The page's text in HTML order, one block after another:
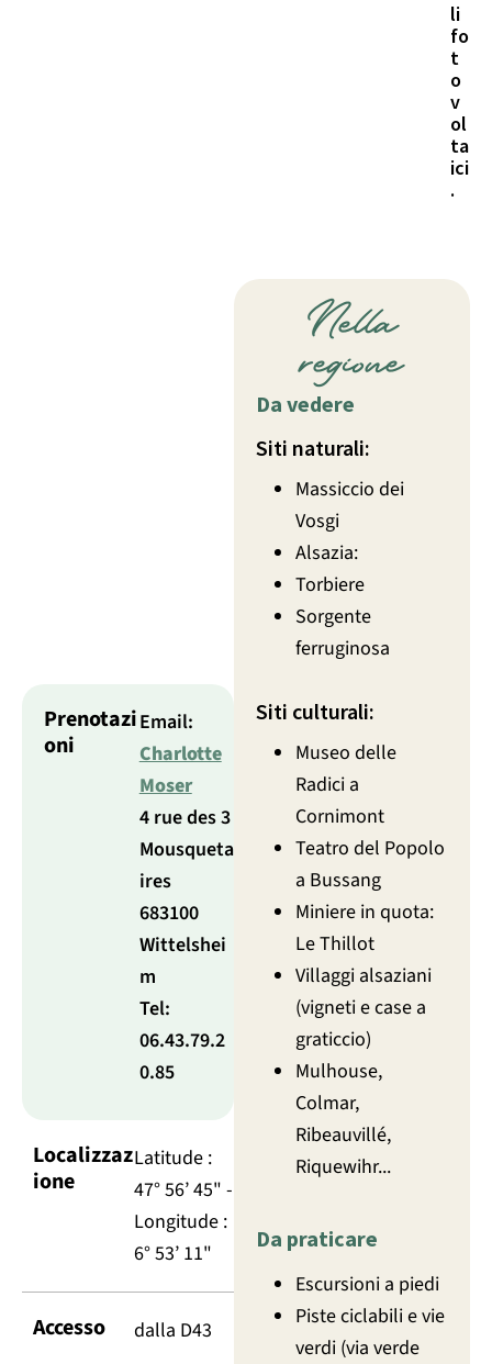
li
fo
t
o
v
ol
ta
ici
.
Prenotazi
oni
Email:
Charlotte
Moser
4 rue des 3
Mousqueta
ires
683100
Wittelshei
m
Tel:
06.43.79.2
0.85
Localizzaz
ione
Latitude :
47° 56’ 45" -
Longitude :
6° 53’ 11"
Accesso dalla D43
Nella
regione
Da vedere
Siti naturali:
Massiccio dei
Vosgi
Alsazia:
Torbiere
Sorgente
ferruginosa
Siti culturali:
Museo delle
Radici a
Cornimont
Teatro del Popolo
a Bussang
Miniere in quota:
Le Thillot
Villaggi alsaziani
(vigneti e case a
graticcio)
Mulhouse,
Colmar,
Ribeauvillé,
Riquewihr...
Da praticare
Escursioni a piedi
Piste ciclabili e vie
verdi (via verde